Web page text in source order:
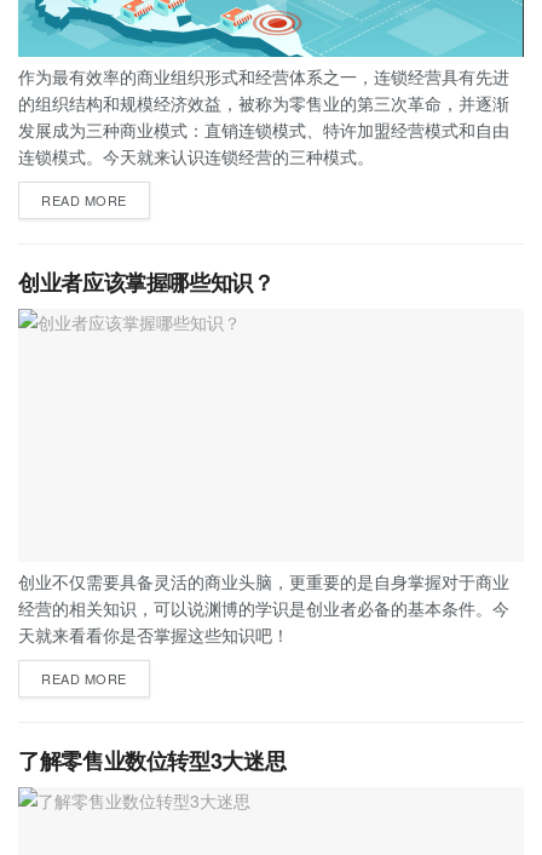
作为最有效率的商业组织形式和经营体系之一，连锁经营具有先进
的组织结构和规模经济效益，被称为零售业的第三次革命，并逐渐
发展成为三种商业模式：直销连锁模式、特许加盟经营模式和自由
连锁模式。今天就来认识连锁经营的三种模式。
READ MORE
创业者应该掌握哪些知识？
创业不仅需要具备灵活的商业头脑，更重要的是自身掌握对于商业
经营的相关知识，可以说渊博的学识是创业者必备的基本条件。今
天就来看看你是否掌握这些知识吧！
READ MORE
了解零售业数位转型3大迷思